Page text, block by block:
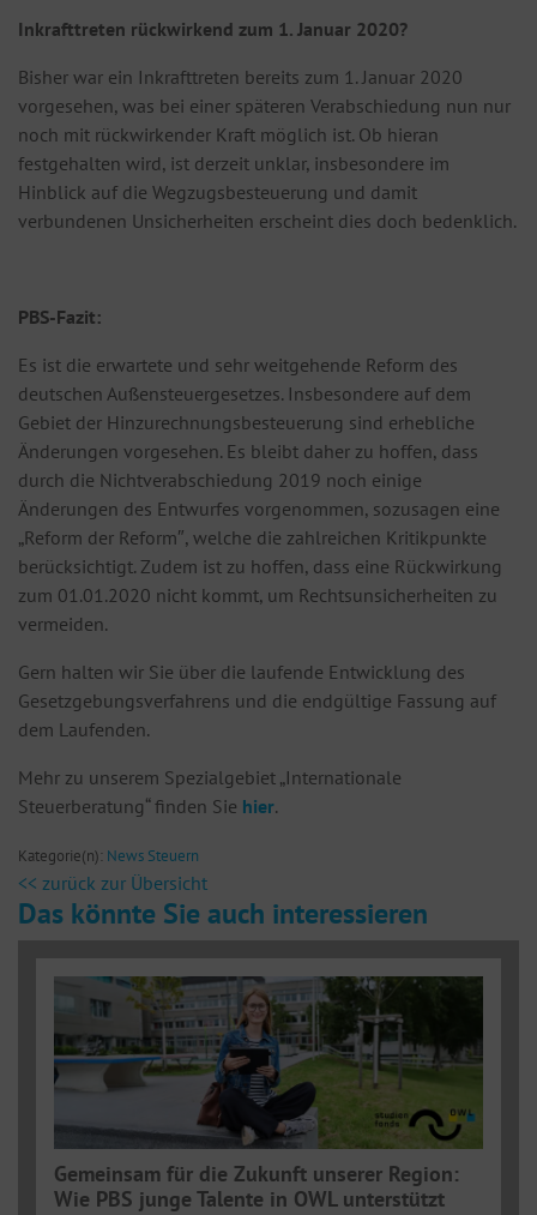
Inkrafttreten rückwirkend zum 1. Januar 2020?
Bisher war ein Inkrafttreten bereits zum 1. Januar 2020
vorgesehen, was bei einer späteren Verabschiedung nun nur
noch mit rückwirkender Kraft möglich ist. Ob hieran
festgehalten wird, ist derzeit unklar, insbesondere im
Hinblick auf die Wegzugsbesteuerung und damit
verbundenen Unsicherheiten erscheint dies doch bedenklich.
PBS-Fazit:
Es ist die erwartete und sehr weitgehende Reform des
deutschen Außensteuergesetzes. Insbesondere auf dem
Gebiet der Hinzurechnungsbesteuerung sind erhebliche
Änderungen vorgesehen. Es bleibt daher zu hoffen, dass
durch die Nichtverabschiedung 2019 noch einige
Änderungen des Entwurfes vorgenommen, sozusagen eine
„Reform der Reform″, welche die zahlreichen Kritikpunkte
berücksichtigt. Zudem ist zu hoffen, dass eine Rückwirkung
zum 01.01.2020 nicht kommt, um Rechtsunsicherheiten zu
vermeiden.
Gern halten wir Sie über die laufende Entwicklung des
Gesetzgebungsverfahrens und die endgültige Fassung auf
dem Laufenden.
Mehr zu unserem Spezialgebiet „Internationale
Steuerberatung“ finden Sie hier.
Kategorie(n): News Steuern
<< zurück zur Übersicht
Das könnte Sie auch interessieren
Gemeinsam für die Zukunft unserer Region:
Wie PBS junge Talente in OWL unterstützt